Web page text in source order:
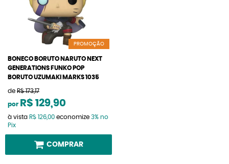
PROMOÇÃO
BONECO BORUTO NARUTO NEXT
GENERATIONS FUNKO POP
BORUTO UZUMAKI MARKS 1035
de R$ 173,17
por R$ 129,90
à vista R$ 126,00 economize 3% no
Pix
COMPRAR